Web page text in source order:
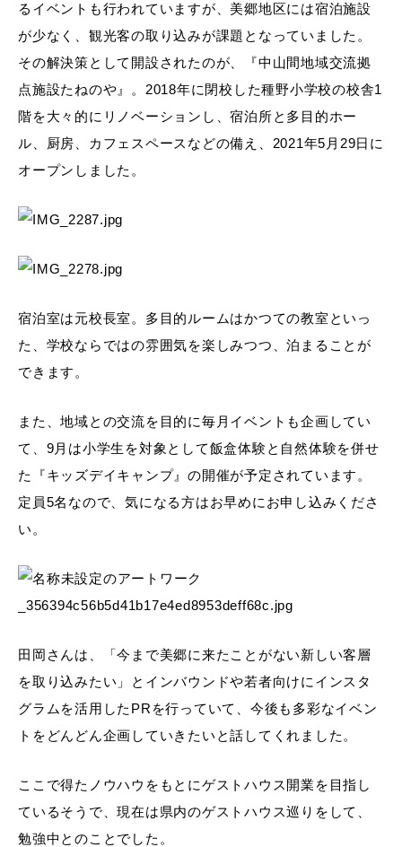
るイベントも行われていますが、美郷地区には宿泊施設
が少なく、観光客の取り込みが課題となっていました。
その解決策として開設されたのが、『中山間地域交流拠
点施設たねのや』。2018年に閉校した種野小学校の校舎1
階を大々的にリノベーションし、宿泊所と多目的ホー
ル、厨房、カフェスペースなどの備え、2021年5月29日に
オープンしました。
宿泊室は元校長室。多目的ルームはかつての教室といっ
た、学校ならではの雰囲気を楽しみつつ、泊まることが
できます。
また、地域との交流を目的に毎月イベントも企画してい
て、9月は小学生を対象として飯盒体験と自然体験を併せ
た『キッズデイキャンプ』の開催が予定されています。
定員5名なので、気になる方はお早めにお申し込みくださ
い。
田岡さんは、「今まで美郷に来たことがない新しい客層
を取り込みたい」とインバウンドや若者向けにインスタ
グラムを活用したPRを行っていて、今後も多彩なイベン
トをどんどん企画していきたいと話してくれました。
ここで得たノウハウをもとにゲストハウス開業を目指し
ているそうで、現在は県内のゲストハウス巡りをして、
勉強中とのことでした。